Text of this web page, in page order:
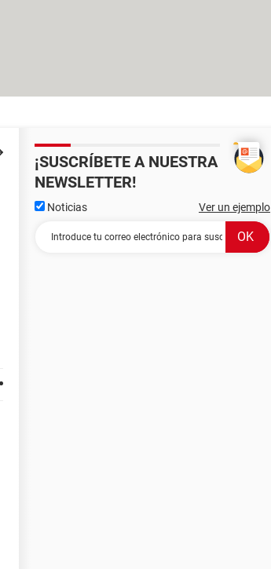
¡SUSCRÍBETE A NUESTRA
NEWSLETTER!
Noticias Ver un ejemplo